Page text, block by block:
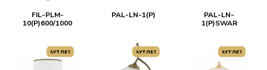
FIL-PLM-
10(P)600/1000
PAL-LN-1(P)
PAL-LN-
1(P)SWAR
АУТЛЕТ АУТЛЕТ АУТЛЕТ